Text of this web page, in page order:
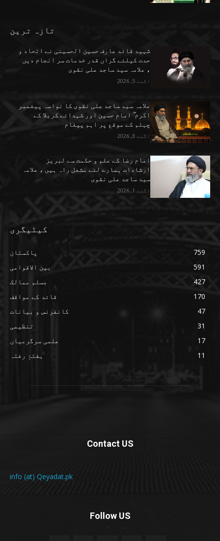
تازہ ترین
شہید قائد عارف حسین الحسینی نے اتحاد و
حدت کیلئے گراں قدر خدمات سر انجام دیں
، علامہ سید ساجد علی نقوی
اگست 5, 2026
علامہ سید ساجد علی نقوی کا نواسہ پیغمبر
اکرم ۖ امام حسین اور شہدائے کربلا کے
چہلم کے موقع پر اہم پیغام
اگست 3, 2026
امام رضا کے علم و حکمت سے لبریز
ارشادات ہمارے لئے مشعل راہ ہیں ، علامہ
سید ساجد علی نقوی
اگست 1, 2026
کیٹیگری
پاکستان
759
بین الاقوامی
591
مسلم ممالک
427
قائد کے مواقف
170
کانفرنس و بیانات
47
تنظیمی
31
علمی سرگرمیاں
17
ہفتۂِ رفتہ
11
Contact US
info (at) Qeyadat.pk
Follow US